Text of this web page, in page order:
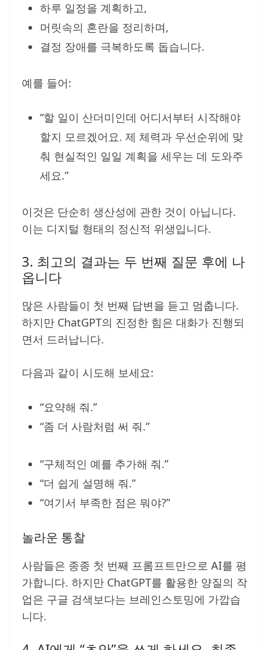
하루 일정을 계획하고,
머릿속의 혼란을 정리하며,
결정 장애를 극복하도록 돕습니다.
예를 들어:
“할 일이 산더미인데 어디서부터 시작해야
할지 모르겠어요. 제 체력과 우선순위에 맞
춰 현실적인 일일 계획을 세우는 데 도와주
세요.”
이것은 단순히 생산성에 관한 것이 아닙니다.
이는 디지털 형태의 정신적 위생입니다.
3. 최고의 결과는 두 번째 질문 후에 나
옵니다
많은 사람들이 첫 번째 답변을 듣고 멈춥니다.
하지만 ChatGPT의 진정한 힘은 대화가 진행되
면서 드러납니다.
다음과 같이 시도해 보세요:
“요약해 줘.”
“좀 더 사람처럼 써 줘.”
“구체적인 예를 추가해 줘.”
“더 쉽게 설명해 줘.”
“여기서 부족한 점은 뭐야?”
놀라운 통찰
사람들은 종종 첫 번째 프롬프트만으로 AI를 평
가합니다. 하지만 ChatGPT를 활용한 양질의 작
업은 구글 검색보다는 브레인스토밍에 가깝습
니다.